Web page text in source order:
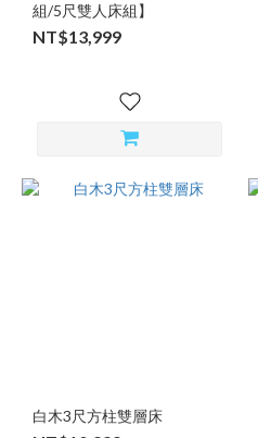
組/5尺雙人床組】
NT$13,999
白木3尺方柱雙層床